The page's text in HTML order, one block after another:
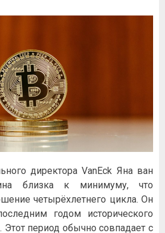
директора VanEck Яна ван
близка к минимуму, что
четырёхлетнего цикла. Он
годом исторического
Этот период обычно совпадает с